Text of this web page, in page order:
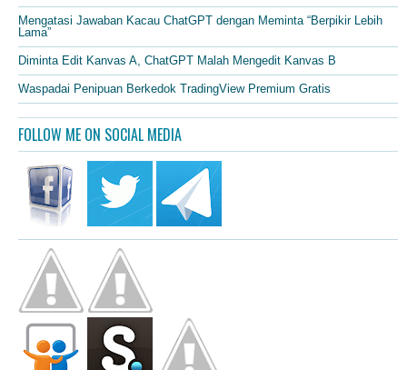
Mengatasi Jawaban Kacau ChatGPT dengan Meminta “Berpikir Lebih
Lama”
Diminta Edit Kanvas A, ChatGPT Malah Mengedit Kanvas B
Waspadai Penipuan Berkedok TradingView Premium Gratis
FOLLOW ME ON SOCIAL MEDIA